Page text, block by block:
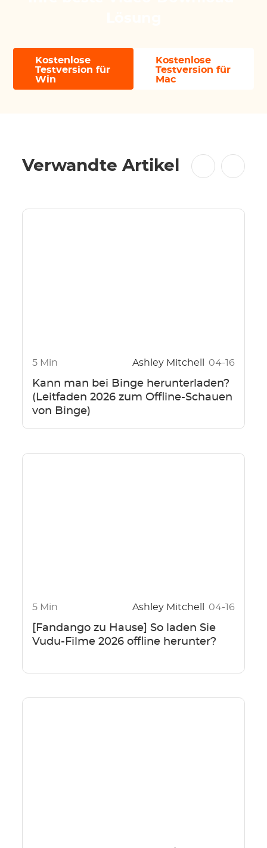
Kostenlose
Testversion für
Win
Kostenlose
Testversion für
Mac
Verwandte Artikel
5 Min Ashley Mitchell 04-16
Kann man bei Binge herunterladen?
(Leitfaden 2026 zum Offline-Schauen
von Binge)
5 Min Ashley Mitchell 04-16
[Fandango zu Hause] So laden Sie
Vudu-Filme 2026 offline herunter?